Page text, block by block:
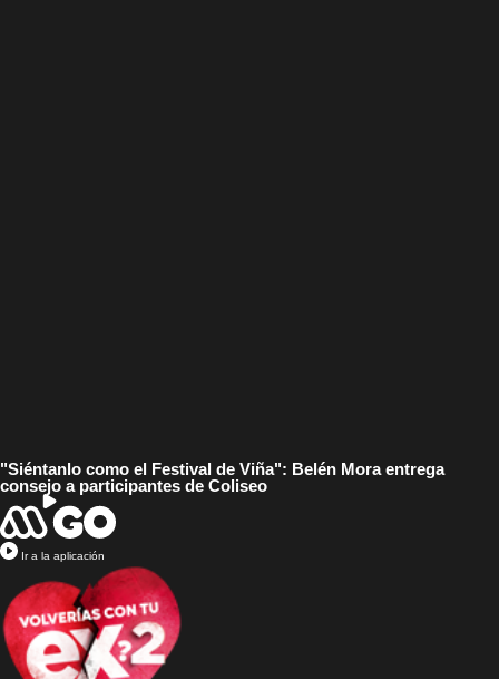
"Siéntanlo como el Festival de Viña": Belén Mora entrega
consejo a participantes de Coliseo
Ir a la aplicación